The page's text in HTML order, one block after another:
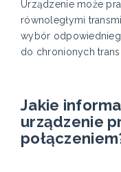
Urządzenie może
równoległymi
wybór
do chronionych
Jakie
urządzenie